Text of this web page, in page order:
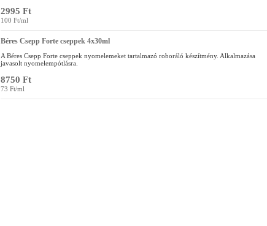
2995 Ft
100 Ft/ml
Béres Csepp Forte cseppek 4x30ml
A Béres Csepp Forte cseppek nyomelemeket tartalmazó roboráló készítmény. Alkalmazása
javasolt nyomelempótlásra.
8750 Ft
73 Ft/ml